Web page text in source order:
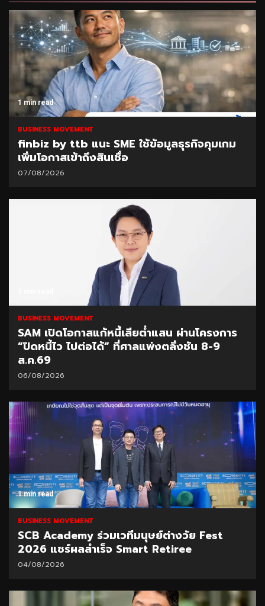
1 min read
BUSINESS MOVEMENT
finbiz by ttb แนะ SME ใช้ข้อมูลธุรกิจคุมเกม
เพิ่มโอกาสเข้าถึงสินเชื่อ
07/08/2026
BUSINESS MOVEMENT
SAM เปิดโอกาสแก้หนี้เสียต่ำแสน ผ่านโครงการ
“ปิดหนี้ไว ไปต่อได้” ที่ศาลแพ่งตลิ่งชัน 8-9
ส.ค.69
06/08/2026
1 min read
BUSINESS MOVEMENT
SCB Academy ร่วมเวทีมนุษย์ต่างวัย Fest
2026 แชร์ผลสำเร็จ Smart Retiree
04/08/2026